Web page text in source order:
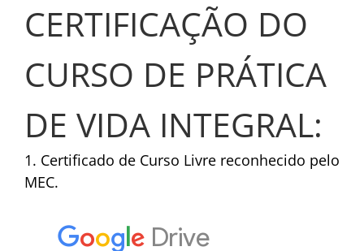
CERTIFICAÇÃO DO
CURSO DE PRÁTICA
DE VIDA INTEGRAL:
1. Certificado de Curso Livre reconhecido pelo
MEC.